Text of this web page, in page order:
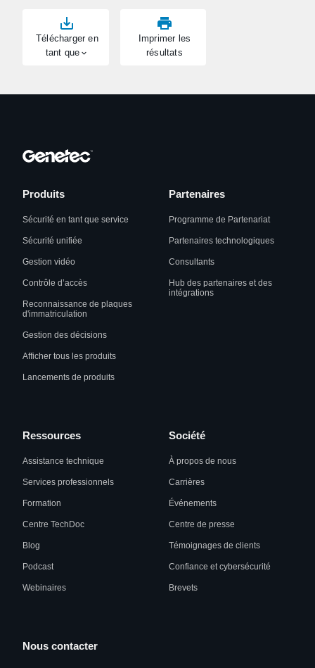
Télécharger en
tant que
Imprimer les
résultats
Produits
Sécurité en tant que service
Sécurité unifiée
Gestion vidéo
Contrôle d’accès
Reconnaissance de plaques
d'immatriculation
Gestion des décisions
Afficher tous les produits
Lancements de produits
Partenaires
Programme de Partenariat
Partenaires technologiques
Consultants
Hub des partenaires et des
intégrations
Ressources
Assistance technique
Services professionnels
Formation
Centre TechDoc
Blog
Podcast
Webinaires
Société
À propos de nous
Carrières
Événements
Centre de presse
Témoignages de clients
Confiance et cybersécurité
Brevets
Nous contacter